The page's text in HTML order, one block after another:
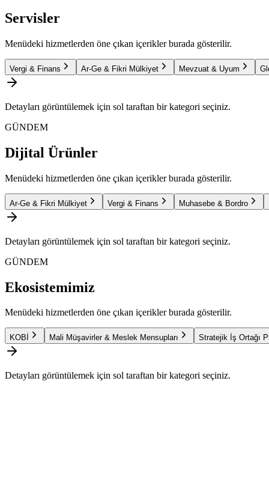
Servisler
Menüdeki hizmetlerden öne çıkan içerikler burada gösterilir.
Vergi & Finans Ar-Ge & Fikri Mülkiyet Mevzuat & Uyum
Detayları görüntülemek için sol taraftan bir kategori seçiniz.
GÜNDEM
Dijital Ürünler
Menüdeki hizmetlerden öne çıkan içerikler burada gösterilir.
Ar-Ge & Fikri Mülkiyet Vergi & Finans Muhasebe & Bordro
Detayları görüntülemek için sol taraftan bir kategori seçiniz.
GÜNDEM
Ekosistemimiz
Menüdeki hizmetlerden öne çıkan içerikler burada gösterilir.
KOBİ Mali Müşavirler & Meslek Mensupları Stratejik İş Ortağı
Detayları görüntülemek için sol taraftan bir kategori seçiniz.